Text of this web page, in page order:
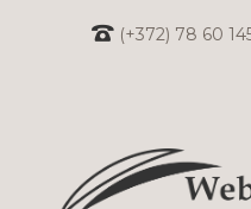
(+372) 78 60